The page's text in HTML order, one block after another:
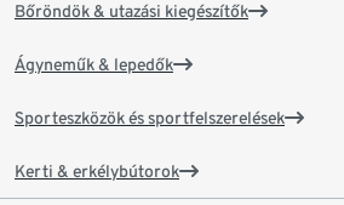
Bőröndök & utazási kiegészítők
Ágyneműk & lepedők
Sporteszközök és sportfelszerelések
Kerti & erkélybútorok